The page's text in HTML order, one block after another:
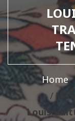
Home
Louis